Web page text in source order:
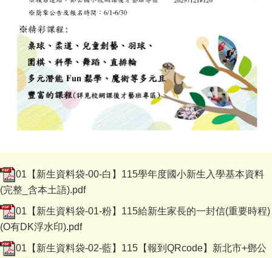
01【新生資料袋-00-白】115學年度國小新生入學基本資料
(完整_含本土語).pdf
01【新生資料袋-01-粉】115給新生家長的一封信(重要時程)
(O有DK浮水印).pdf
01【新生資料袋-02-藍】115【報到QRcode】新北市+鄧公